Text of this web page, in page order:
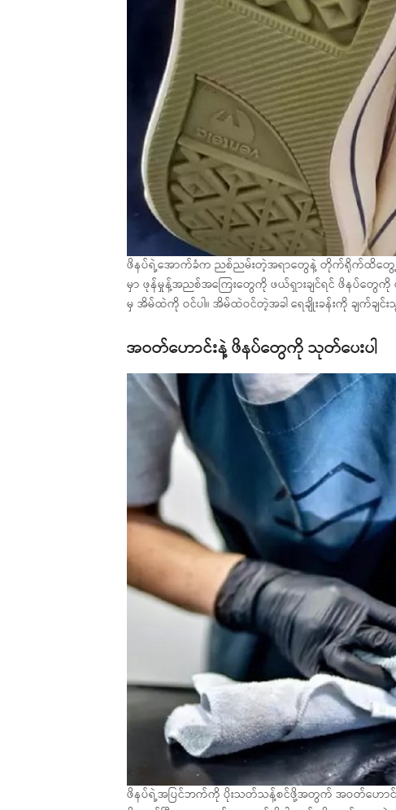
ဖိနပ်ရဲ့အောက်ခံက ညစ်ညမ်းတဲ့အရာတွေနဲ့ တိုက်ရိုက်ထိတွေ့ရဆုံ
မှာ ဖုန်မှုန့်အညစ်အကြေးတွေကို ဖယ်ရှားချင်ရင် ဖိနပ်တွေ
မှ အိမ်ထဲကို ဝင်ပါ။ အိမ်ထဲဝင်တဲ့အခါ ရေချိုးခန်းကို ချက်ချင်
အဝတ်ဟောင်းနဲ့ ဖိနပ်တွေကို သုတ်ပေးပါ
ဖိနပ်ရဲ့အပြင်ဘက်ကို ပိုးသတ်သန့်စင်ဖို့အတွက် အဝတ်ဟော